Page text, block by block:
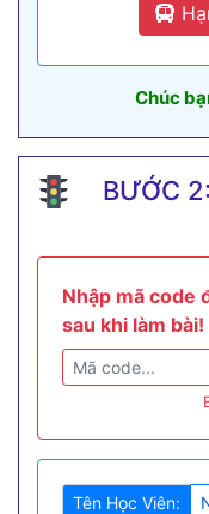
Chúc
BƯỚC
Nhập mã code
sau khi làm bài!
Tên Học Viên: